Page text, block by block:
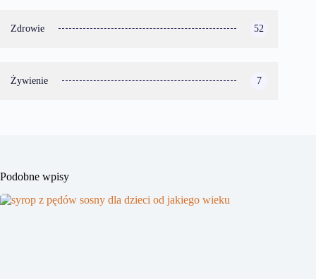
Zdrowie 52
Żywienie 7
Podobne wpisy